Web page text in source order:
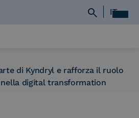
IT
di Kyndryl e rafforza il ruolo
digital transformation